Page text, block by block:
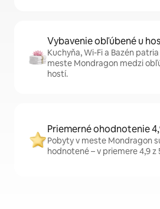
Vybavenie obľúbené u
Kuchyňa, Wi-Fi a Bazén
meste Mondragon medzi
hostí.
Priemerné ohodnotenie
Pobyty v meste Mondragon
hodnotené – v priemere 4,9 z